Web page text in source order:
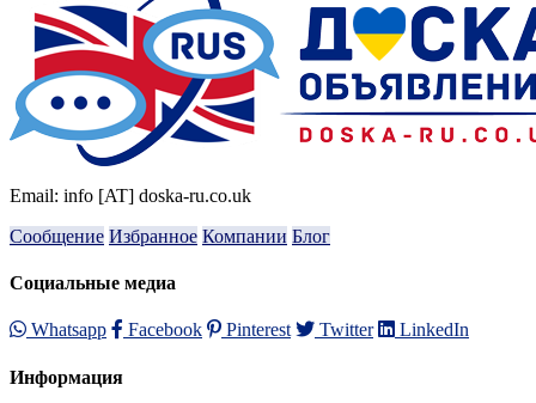
Email: info [AT] doska-ru.co.uk
Сообщение Избранное Компании Блог
Социальные медиа
Whatsapp Facebook Pinterest Twitter LinkedIn
Информация